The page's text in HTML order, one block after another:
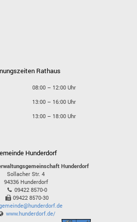
Rathaus
08:00 – 12:00 Uhr
13:00 – 16:00 Uhr
13:00 – 18:00 Uhr
Hunderdorf
Hunderdorf
Sollacher Str. 4
94336 Hunderdorf
09422 8570-0
09422 8570-30
www.hunderdorf.de/